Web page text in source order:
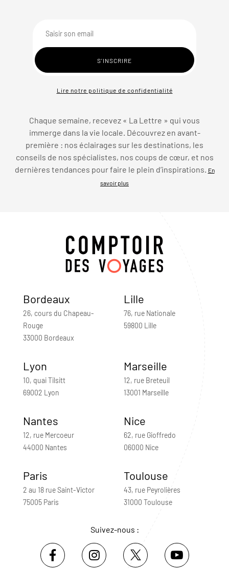
Lire notre politique de confidentialité
Chaque semaine, recevez « La Lettre » qui vous
immerge dans la vie locale. Découvrez en avant-
première : nos éclairages sur les destinations, les
conseils de nos spécialistes, nos coups de cœur, et nos
dernières tendances pour faire le plein d’inspirations.
En
savoir plus
Bordeaux
26, cours du Chapeau-
Rouge
33000 Bordeaux
Lille
76, rue Nationale
59800 Lille
Lyon
10, quai Tilsitt
69002 Lyon
Marseille
12, rue Breteuil
13001 Marseille
Nantes
12, rue Mercoeur
44000 Nantes
Nice
62, rue Gioffredo
06000 Nice
Paris
2 au 18 rue Saint-Victor
75005 Paris
Toulouse
43, rue Peyrolières
31000 Toulouse
Suivez-nous :